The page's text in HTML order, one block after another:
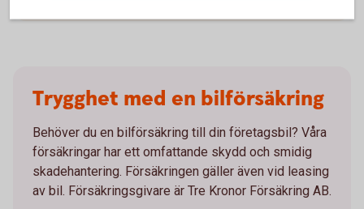
Trygghet med en bilförsäkring
Behöver du en bilförsäkring till din företagsbil? Våra
försäkringar har ett omfattande skydd och smidig
skadehantering. Försäkringen gäller även vid leasing
av bil. Försäkringsgivare är Tre Kronor Försäkring AB.